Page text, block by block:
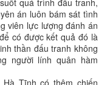
án luôn bám sát tình
viên lực lượng đánh án
có được kết quả đó là
thần đấu tranh không
người lính quân hàm
Tĩnh có thêm chiến